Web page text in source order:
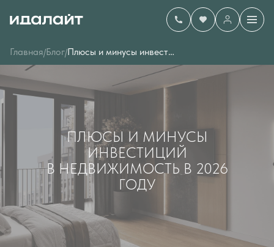
Главная/Блог/ Плюсы и минусы инвестиций
ПЛЮСЫ И МИНУСЫ
ИНВЕСТИЦИЙ
В НЕДВИЖИМОСТЬ В 2026
ГОДУ